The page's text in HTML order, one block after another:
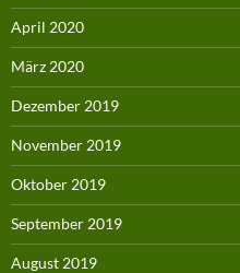
April 2020
März 2020
Dezember 2019
November 2019
Oktober 2019
September 2019
August 2019